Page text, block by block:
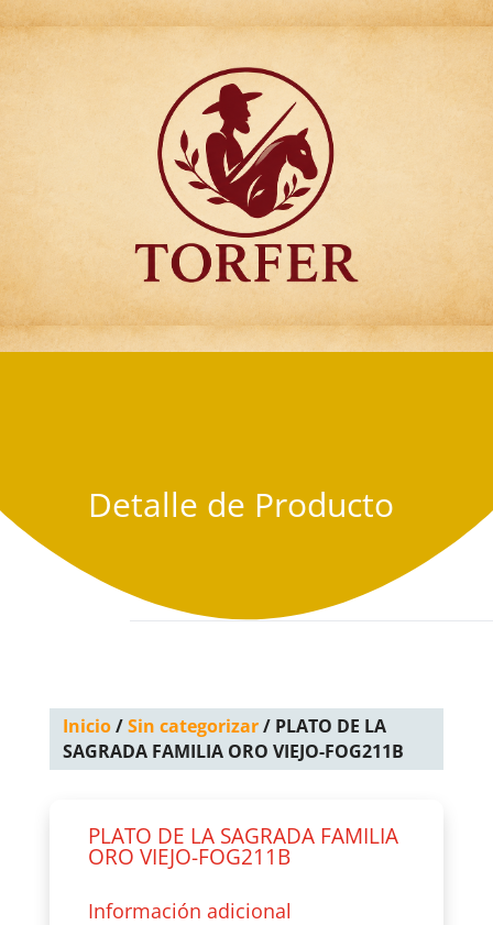
Articulos para
Regalo Torfer.
Detalle de Producto
Inicio/Sin categorizar/ PLATO DE LA
SAGRADA FAMILIA ORO VIEJO-FOG211B
PLATO DE LA SAGRADA FAMILIA
ORO VIEJO-FOG211B
Información adicional